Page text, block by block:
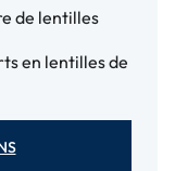
de lentilles
en lentilles de